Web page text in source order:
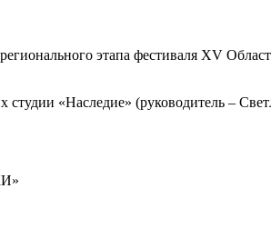
этапа фестиваля XV
«Наследие» (руководитель –